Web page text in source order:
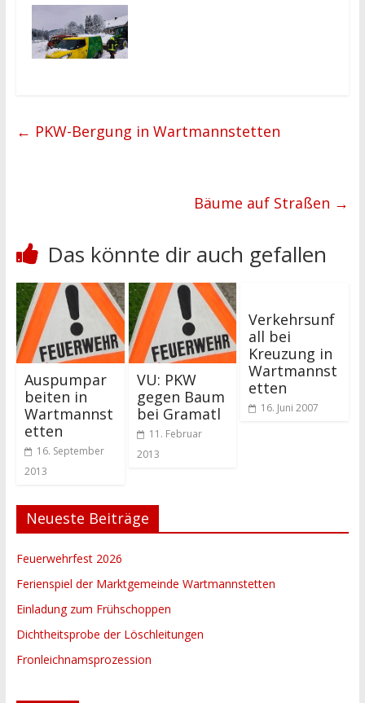
← PKW-Bergung in Wartmannstetten
Bäume auf Straßen →
Das könnte dir auch gefallen
Auspumpar
beiten in
Wartmannst
etten
16. September
2013
VU: PKW
gegen Baum
bei Gramatl
11. Februar
2013
Verkehrsunf
all bei
Kreuzung in
Wartmannst
etten
16. Juni 2007
Neueste Beiträge
Feuerwehrfest 2026
Ferienspiel der Marktgemeinde Wartmannstetten
Einladung zum Frühschoppen
Dichtheitsprobe der Löschleitungen
Fronleichnamsprozession